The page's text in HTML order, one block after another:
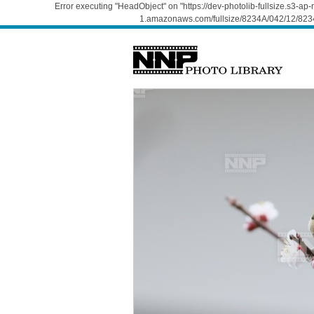
Error executing "HeadObject" on "https://dev-photolib-fullsize.s3-
1.amazonaws.com/fullsize/8234A/042/12/